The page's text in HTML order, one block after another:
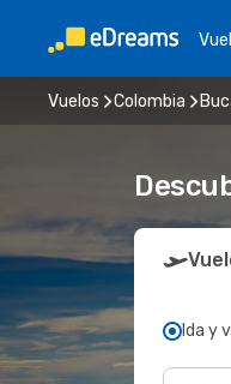
Vuelos Colombia
Ida y